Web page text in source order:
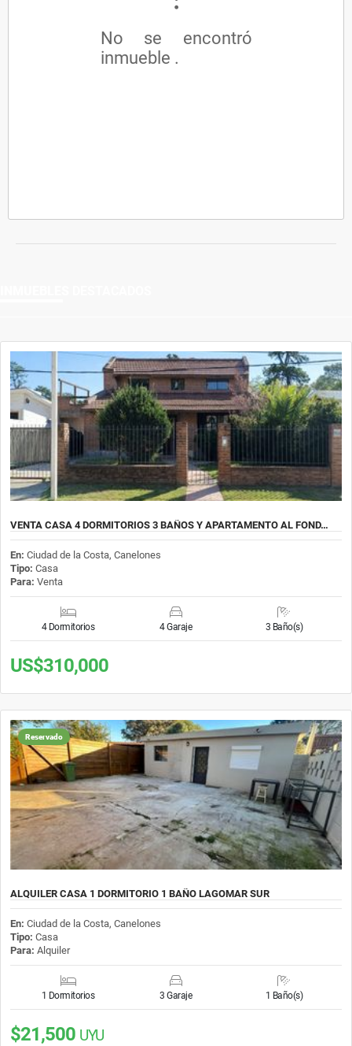
No se encontró
inmueble .
VENTA CASA 4 DORMITORIOS 3 BAÑOS Y APARTAMENTO AL FOND…
En: Ciudad de la Costa, Canelones
Tipo: Casa
Para: Venta
4 Dormitorios 4 Garaje 3 Baño(s)
US$310,000
Reservado
ALQUILER CASA 1 DORMITORIO 1 BAÑO LAGOMAR SUR
En: Ciudad de la Costa, Canelones
Tipo: Casa
Para: Alquiler
1 Dormitorios 3 Garaje 1 Baño(s)
$21,500 UYU